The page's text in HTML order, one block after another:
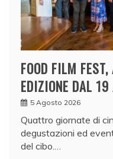
FOOD FILM
EDIZIONE DAL
5 Agosto 2026
Quattro giornate di
degustazioni ed
del cibo.…